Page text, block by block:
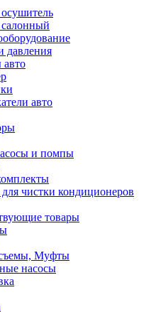
давления
авто
и помпы
чистки кондиционеров
товары
Муфты
насосы